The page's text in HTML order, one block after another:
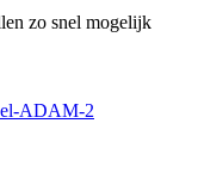
zo snel mogelijk